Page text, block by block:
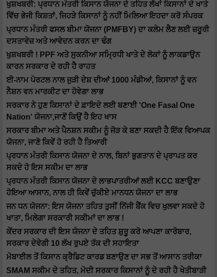
ਖੁਸ਼ਖਬਰੀ: ਪ੍ਰਧਾਨ ਮੰਤਰੀ ਕਿਸਾਨ ਯੋਜਨਾ ਦੇ ਤਹਿਤ ਲੱਖਾਂ ਕਿਸਾਨਾਂ ਦੇ ਖਾਤੇ
ਵਿੱਚ ਭੇਜੀ ਕਿਸ਼ਤਾਂ, ਜਿਹੜੇ ਕਿਸਾਨਾਂ ਨੂੰ ਨਹੀਂ ਮਿਲਿਆ ਇਹਦਾ ਕਰੋ ਸੰਪਰਕ
ਪ੍ਰਧਾਨ ਮੰਤਰੀ ਫਸਲ ਬੀਮਾ ਯੋਜਨਾ (PMFBY) ਦਾ ਕਲੇਮ ਲੈਣ ਲਈ ਜ਼ਰੂਰੀ
ਦਸਤਾਵੇਜ਼ ਅਤੇ ਆਵੇਦਨ ਕਰਨ ਦਾ ਢੰਗ
ਖੁਸ਼ਖਬਰੀ ! PPF ਅਤੇ ਸੁਕਨੀਆ ਸਮ੍ਰਿਧੀ ਖਾਤੇ ਦੇ ਲੋਕਾਂ ਨੂੰ ਲਾਕਡਾਉਨ
ਕਾਰਨ ਸਰਕਾਰ ਦੇ ਰਹੀ ਹੈ ਰਾਹਤ
ਈ-ਨਾਮ ਪੋਰਟਲ ਨਾਲ ਜੁੜੀ ਦੇਸ਼ ਦੀਆਂ 1000 ਮੰਡੀਆਂ, ਕਿਸਾਨਾਂ ਨੂੰ ਵਨ
ਨੈਸ਼ਨ ਵਨ ਮਾਰਕੀਟ ਦਾ ਹੋਵੇਗਾ ਲਾਭ
ਸਰਕਾਰ ਨੇ ਹੁਣ ਕਿਸਾਨਾਂ ਦੇ ਫ਼ਾਇਦੇ ਲਈ ਬਣਾਈ 'One Fasal One
Nation' ਯੋਜਨਾ,ਜਾਣੋਂ ਕਿਉਂ ਹੈ ਇਹ ਖਾਸ
ਸਰਕਾਰ ਬੀਮਾ ਅਤੇ ਪੈਨਸ਼ਨ ਸਕੀਮ ਨੂੰ ਜੋੜ ਕੇ ਬਣਾ ਸਕਦੀ ਹੈ ਇੱਕ ਵਿਆਪਕ
ਯੋਜਨਾ, ਜਾਣੋ ਕਿਵੇਂ ਹੋ ਰਹੀ ਹੈ ਤਿਆਰੀ
ਪ੍ਰਧਾਨ ਮੰਤਰੀ ਕਿਸਾਨ ਯੋਜਨਾ ਦੇ ਨਾਲ, ਬਿਨਾਂ ਭੁਗਤਾਨ ਦੇ ਪ੍ਰਾਪਤ ਕਰ
ਸਕਦੇ ਹੋ ਇਸ ਸਕੀਮ ਦਾ ਲਾਭ
ਪ੍ਰਧਾਨ ਮੰਤਰੀ ਕਿਸਾਨ ਯੋਜਨਾ ਦੇ ਲਾਭਪਾਤਰੀਆਂ ਲਈ KCC ਬਣਾਉਣਾ
ਹੋਇਆ ਆਸਾਨ, ਨਾਲ ਹੀ ਕਿਵੇਂ ਚੁੱਕੀਏ ਮਾਨਧਨ ਯੋਜਨਾ ਦਾ ਲਾਭ
ਜਨ ਧਨ ਯੋਜਨਾ: ਇਸ ਯੋਜਨਾ ਤਹਿਤ ਤੁਸੀਂ ਨਿੱਜੀ ਬੈਂਕ ਵਿਚ ਖੁਲਵਾ ਸਕਦੇ ਹੋ
ਖਾਤਾ, ਮਿਲੇਗਾ ਸਰਕਾਰੀ ਸਕੀਮਾਂ ਦਾ ਲਾਭ !
ਕੇਂਦਰ ਸਰਕਾਰ ਦੀ ਇਸ ਯੋਜਨਾ ਦੇ ਤਹਿਤ ਸ਼ੁਰੂ ਕਰੋ ਆਪਣਾ ਕਾਰੋਬਾਰ,
ਸਰਕਾਰ ਦੇਵੇਗੀ 10 ਲੱਖ ਰੁਪਏ ਤੱਕ ਦੀ ਸਹਾਇਤਾ
ਮੋਬਾਈਲ ਤੋਂ ਕਿਸਾਨ ਕ੍ਰੈਡਿਟ ਕਾਰਡ ਬਣਾਉਣ ਦਾ ਸਭ ਤੋਂ ਆਸਾਨ ਤਰੀਕਾ
SMAM ਸਕੀਮ ਦੇ ਤਹਿਤ, ਮੋਦੀ ਸਰਕਾਰ ਕਿਸਾਨਾਂ ਨੂੰ ਦੇ ਰਹੀ ਹੈ ਖੇਤੀਬਾੜੀ